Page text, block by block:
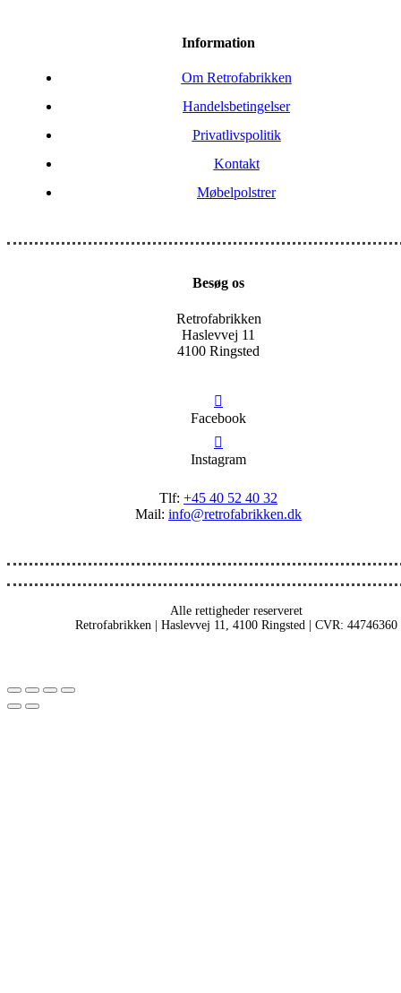
Information
Om Retrofabrikken
Handelsbetingelser
Privatlivspolitik
Kontakt
Møbelpolstrer
Besøg os
Retrofabrikken
Haslevvej 11
4100 Ringsted
Facebook
Instagram
Tlf: +45 40 52 40 32
Mail: info@retrofabrikken.dk
Alle rettigheder reserveret
Retrofabrikken | Haslevvej 11, 4100 Ringsted | CVR: 44746360